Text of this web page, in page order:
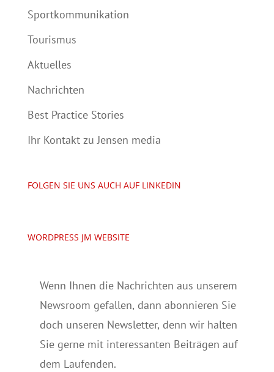
Sportkommunikation
Tourismus
Aktuelles
Nachrichten
Best Practice Stories
Ihr Kontakt zu Jensen media
FOLGEN SIE UNS AUCH AUF LINKEDIN
WORDPRESS JM WEBSITE
Wenn Ihnen die Nachrichten aus unserem
Newsroom gefallen, dann abonnieren Sie
doch unseren Newsletter, denn wir halten
Sie gerne mit interessanten Beiträgen auf
dem Laufenden.